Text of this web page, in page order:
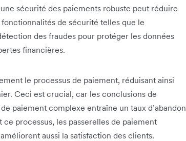
sécurité des paiements robuste peut réduire
de sécurité telles que le
des fraudes pour protéger les données
financières.
le processus de paiement, réduisant ainsi
Ceci est crucial, car les conclusions de
paiement complexe entraîne un taux d’abandon
processus, les passerelles de paiement
aussi la satisfaction des clients.